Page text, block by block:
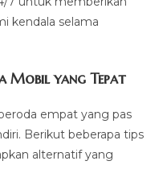
kendala selama
Mobil yang Tepat
empat yang pas
Berikut beberapa tips
alternatif yang